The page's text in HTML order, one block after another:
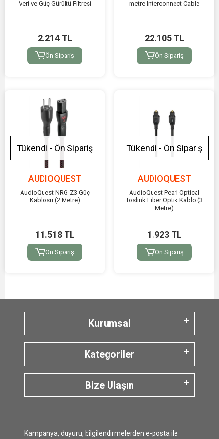
Veri ve Güç Gürültü Filtresi
2.214 TL
Ön Sipariş
metre Interconnect Cable
22.105 TL
Ön Sipariş
Tükendi - Ön Sipariş
AUDIOQUEST
AudioQuest NRG-Z3 Güç
Kablosu (2 Metre)
11.518 TL
Ön Sipariş
Tükendi - Ön Sipariş
AUDIOQUEST
AudioQuest Pearl Optical
Toslink Fiber Optik Kablo (3
Metre)
1.923 TL
Ön Sipariş
Kurumsal
Kategoriler
Bize Ulaşın
Kampanya, duyuru, bilgilendirmelerden e-posta ile